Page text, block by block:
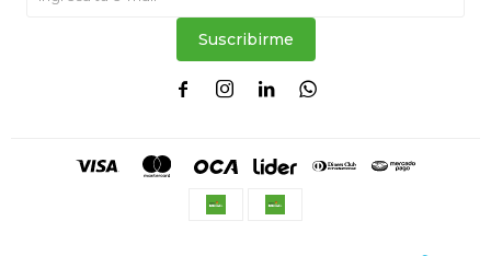
Suscribirme
   